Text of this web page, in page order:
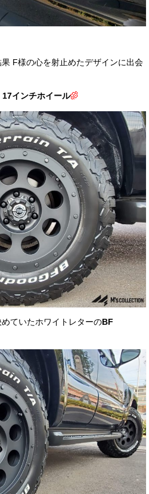
F様の心を射止めたデザインに出会
インチホイール
ていたホワイトレターのBF